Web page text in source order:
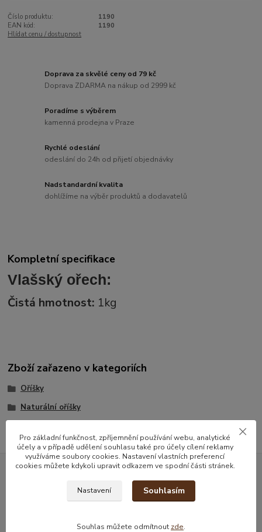
Číslo produktu:
1190
EAN kód:
1190
Hlídat cenu / dostupnost
Doprava za skvělé ceny od 79 kč
Doprava ZDARMA na nákup od 2999 kč
Poradíme s výběrem
kamenná prodejna v Praze
Rychlé odeslání
odeslání do 24h od přijetí objednávky
Nadstandardní kvalita
dohlížíme na výběr produktů a dodavatelů
Kompletní specifikace
Vlašský ořech:
Čistá hmotnost: 1kg
Zboží zařazeno v kategoriích
Oříšky
Naturální oříšky
Nepropásněte novinky, akce a
slevy!
Pro základní funkčnost, zpříjemnění používání webu, analytické
účely a v případě udělení souhlasu také pro účely cílení reklamy
využíváme soubory cookies. Nastavení vlastních preferencí
cookies můžete kdykoli upravit odkazem ve spodní části stránek.
Nastavení Souhlasím
Souhlas můžete odmítnout zde.